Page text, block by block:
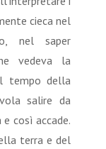
cieca nel
nel saper
vedeva la
tempo della
salire da
così accade.
terra e del